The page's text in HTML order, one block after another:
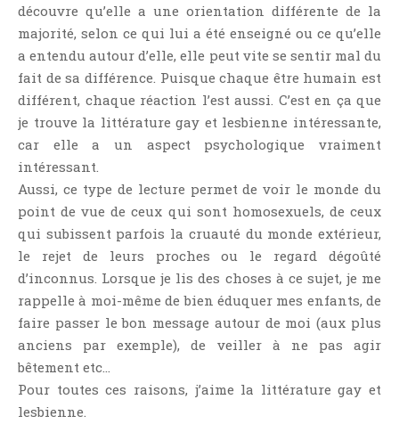
découvre qu’elle a une orientation différente de la
majorité, selon ce qui lui a été enseigné ou ce qu’elle
a entendu autour d’elle, elle peut vite se sentir mal du
fait de sa différence. Puisque chaque être humain est
différent, chaque réaction l’est aussi. C’est en ça que
je trouve la littérature gay et lesbienne intéressante,
car elle a un aspect psychologique vraiment
intéressant.
Aussi, ce type de lecture permet de voir le monde du
point de vue de ceux qui sont homosexuels, de ceux
qui subissent parfois la cruauté du monde extérieur,
le rejet de leurs proches ou le regard dégoûté
d’inconnus. Lorsque je lis des choses à ce sujet, je me
rappelle à moi-même de bien éduquer mes enfants, de
faire passer le bon message autour de moi (aux plus
anciens par exemple), de veiller à ne pas agir
bêtement etc…
Pour toutes ces raisons, j’aime la littérature gay et
lesbienne.